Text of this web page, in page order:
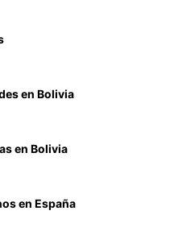
en Bolivia
en Bolivia
en España